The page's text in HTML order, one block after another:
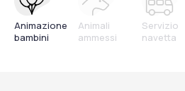
Animazione
bambini
Animali
ammessi
Servizio
navetta